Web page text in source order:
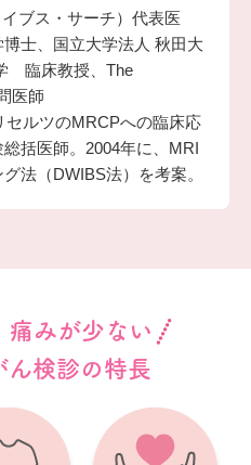
ブス・サーチ）代表医
士、国立大学法人 秋田大
臨床教授、The
医師
セルツのMRCPへの臨床応
括医師。2004年に、MRI
法（DWIBS法）を考案。
痛みが少ない
ん検診の特長